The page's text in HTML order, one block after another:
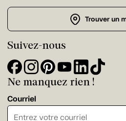
Trouver un
Suivez-nous
Ne manquez rien !
Courriel